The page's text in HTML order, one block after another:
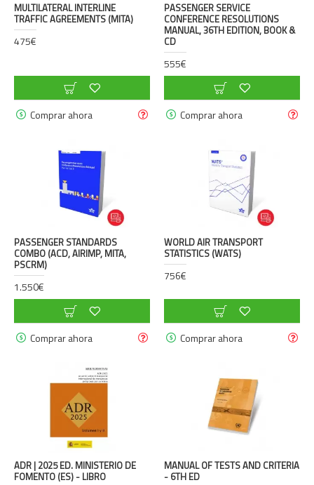
MULTILATERAL INTERLINE
TRAFFIC AGREEMENTS (MITA)
475€
Comprar ahora
PASSENGER SERVICE
CONFERENCE RESOLUTIONS
MANUAL, 36TH EDITION, BOOK &
CD
555€
Comprar ahora
PASSENGER STANDARDS
COMBO (ACD, AIRIMP, MITA,
PSCRM)
1.550€
Comprar ahora
WORLD AIR TRANSPORT
STATISTICS (WATS)
756€
Comprar ahora
ADR | 2025 ED. MINISTERIO DE
FOMENTO (ES) - LIBRO
MANUAL OF TESTS AND CRITERIA
- 6TH ED